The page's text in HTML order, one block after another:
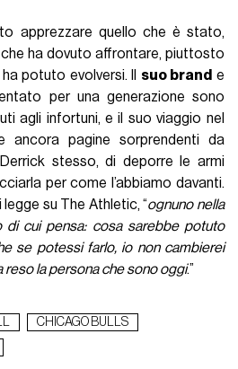
apprezzare quello che è stato,
ha dovuto affrontare, piuttosto
potuto evolversi. Il suo brand e
per una generazione sono
agli infortuni, e il suo viaggio nel
ancora pagine sorprendenti da
stesso, di deporre le armi
per come l’abbiamo davanti.
legge su The Athletic, “ognuno nella
di cui pensa: cosa sarebbe potuto
se potessi farlo, io non cambierei
reso la persona che sono oggi.”
CHICAGO BULLS